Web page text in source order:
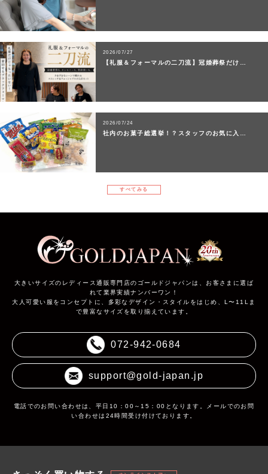
2026/07/27
【礼服＆フォーマルの二刀流】冠婚葬祭だけ…
2026/07/24
社内のお菓子総選挙！？スタッフのお気に入…
すべてみる
大きいサイズのレディース通販専門店のゴールドジャパンは、お客さまに選ば
れて業界実績ナンバーワン！
大人可愛い服をコンセプトに、多彩なデザイン・スタイルをはじめ、L〜11Lま
で豊富なサイズを取り揃えています。
072-942-0684
support@gold-japan.jp
電話でのお問い合わせは、平日10：00～15：00となります。メールでのお問
い合わせは24時間受け付けております。